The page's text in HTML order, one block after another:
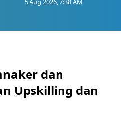
5 Aug 2026, 7:38 AM
dan
Upskilling dan